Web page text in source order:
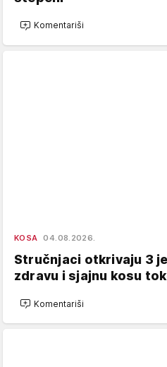
Komentariši
KOSA 04.08.2026.
Stručnjaci otkrivaju 3
zdravu i sjajnu kosu
Komentariši